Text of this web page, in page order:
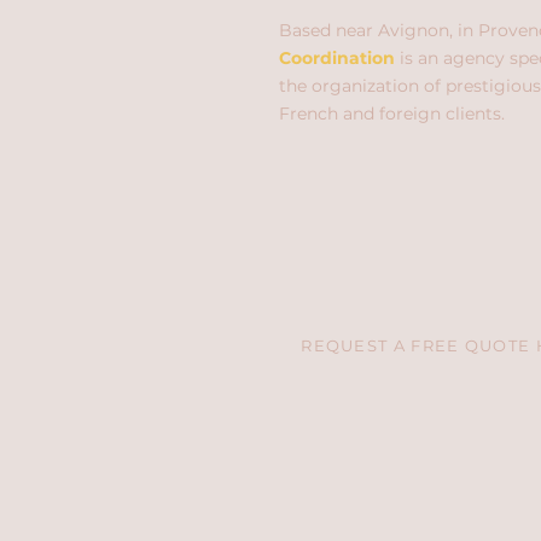
Based near Avignon, in
Coordination is an agency
the organization of
French and foreign clients.
REQUEST A FREE QUOTE